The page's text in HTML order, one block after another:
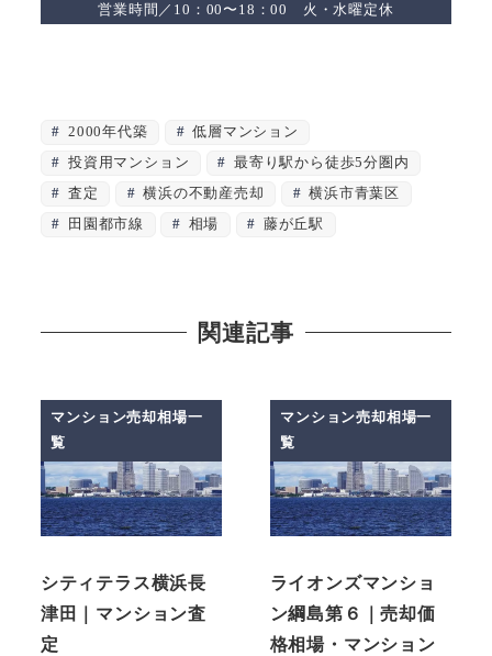
営業時間／10：00〜18：00 火・水曜定休
2000年代築
低層マンション
投資用マンション
最寄り駅から徒歩5分圏内
査定
横浜の不動産売却
横浜市青葉区
田園都市線
相場 藤が丘駅
関連記事
マンション売却相場一
覧
シティテラス横浜長
津田｜マンション査
定
マンション売却相場一
覧
ライオンズマンショ
ン綱島第６｜売却価
格相場・マンション